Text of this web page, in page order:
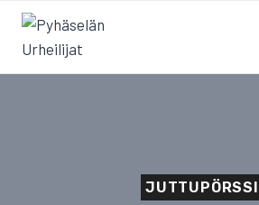
Siirry
sisältöön
JUTTUPÖRSSI